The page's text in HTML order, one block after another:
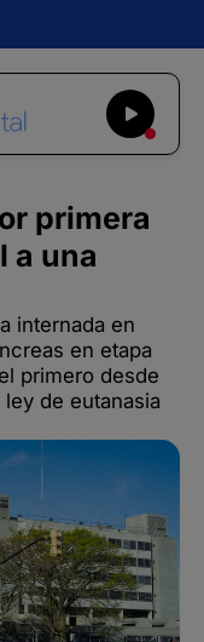
primera
a una
internada en
en etapa
primero desde
de eutanasia